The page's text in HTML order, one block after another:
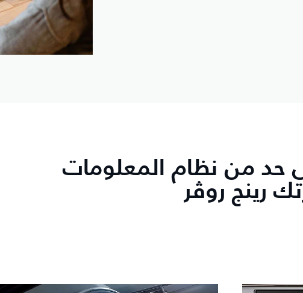
من نظام المعلومات
رينج روڤر